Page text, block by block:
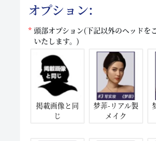
オプション:
頭部オプション(下記以外のヘッドを
いたします。)
掲載画像と同
じ
梦菲-リアル製
メイク